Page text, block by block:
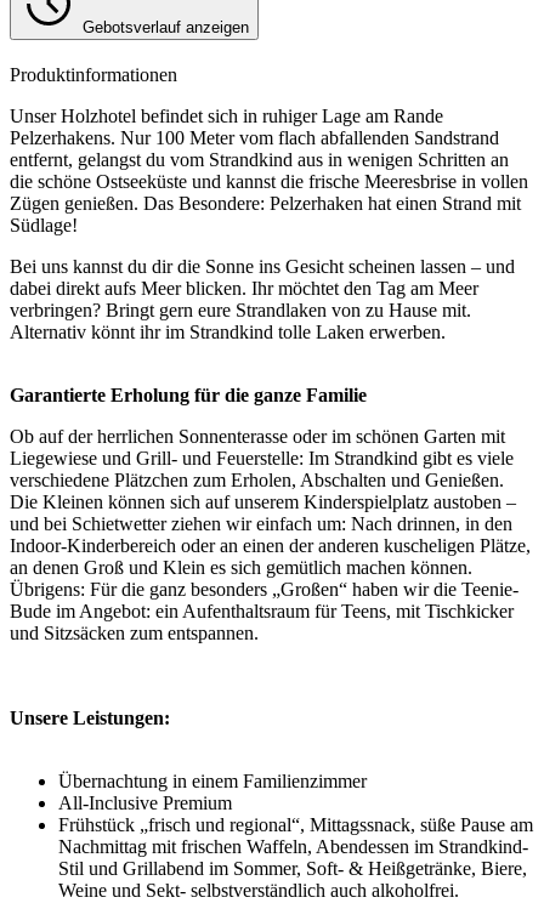
Gebotsverlauf anzeigen
Produktinformationen
Unser Holzhotel befindet sich in ruhiger Lage am Rande
Pelzerhakens. Nur 100 Meter vom flach abfallenden Sandstrand
entfernt, gelangst du vom Strandkind aus in wenigen Schritten an
die schöne Ostseeküste und kannst die frische Meeresbrise in vollen
Zügen genießen. Das Besondere: Pelzerhaken hat einen Strand mit
Südlage!
Bei uns kannst du dir die Sonne ins Gesicht scheinen lassen – und
dabei direkt aufs Meer blicken. Ihr möchtet den Tag am Meer
verbringen? Bringt gern eure Strandlaken von zu Hause mit.
Alternativ könnt ihr im Strandkind tolle Laken erwerben.
Garantierte Erholung für die ganze Familie
Ob auf der herrlichen Sonnenterasse oder im schönen Garten mit
Liegewiese und Grill- und Feuerstelle: Im Strandkind gibt es viele
verschiedene Plätzchen zum Erholen, Abschalten und Genießen.
Die Kleinen können sich auf unserem Kinderspielplatz austoben –
und bei Schietwetter ziehen wir einfach um: Nach drinnen, in den
Indoor-Kinderbereich oder an einen der anderen kuscheligen Plätze,
an denen Groß und Klein es sich gemütlich machen können.
Übrigens: Für die ganz besonders „Großen“ haben wir die Teenie-
Bude im Angebot: ein Aufenthaltsraum für Teens, mit Tischkicker
und Sitzsäcken zum entspannen.
Unsere Leistungen:
Übernachtung in einem Familienzimmer
All-Inclusive Premium
Frühstück „frisch und regional“, Mittagssnack, süße Pause am
Nachmittag mit frischen Waffeln, Abendessen im Strandkind-
Stil und Grillabend im Sommer, Soft- & Heißgetränke, Biere,
Weine und Sekt- selbstverständlich auch alkoholfrei.